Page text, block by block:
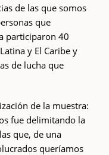
de las que somos
que
participaron 40
y El Caribe y
de lucha que
de la muestra:
fue delimitando la
que, de una
queríamos